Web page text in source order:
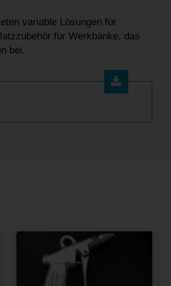
variable Lösungen für
für Werkbänke, das
bei.